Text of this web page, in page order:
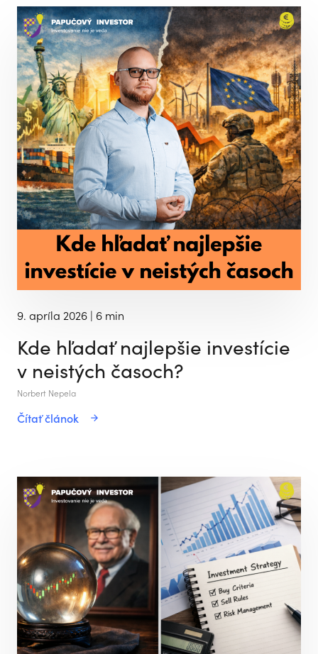
9. apríla 2026 | 6 min
Kde hľadať najlepšie investície
v neistých časoch?
Norbert Nepela
Čítať článok